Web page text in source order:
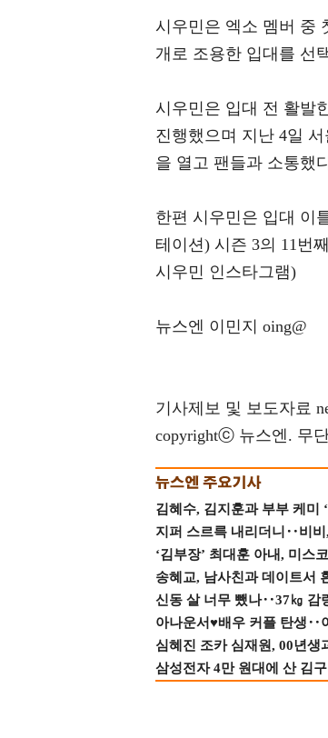
시우민은 엑소 멤버 중
개로 조용한 입대를 선
시우민은 입대 전 활발
진행했으며 지난 4일
을 열고 팬들과 소통했
한편 시우민은 입대 이
테이션) 시즌 3의 11번
시우민 인스타그램)
뉴스엔 이민지 oing@
기사제보 및 보도자료
copyrightⓒ 뉴스엔. 무
김혜수, 김지훈과 부부 케미
지퍼 스르륵 내리더니‥비비
‘김부장’ 최대훈 아내, 미스
송혜교, 남사친과 데이트서
신동 살 너무 뺐나‥37㎏ 감
아나운서♥배우 커플 탄생‥
심혜진 조카 심재원, 00년
삼성전자 4만 원대에 산 김